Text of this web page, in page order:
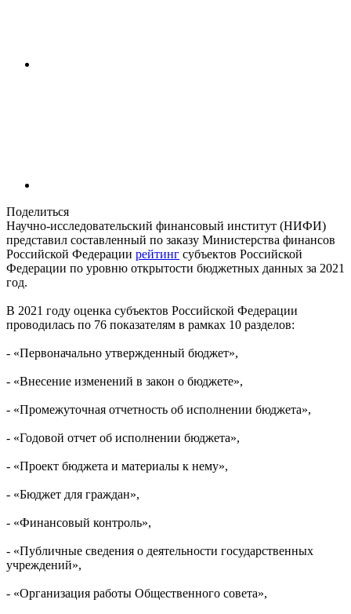
Поделиться
Научно-исследовательский финансовый институт (НИФИ)
представил составленный по заказу Министерства финансов
Российской Федерации рейтинг субъектов Российской
Федерации по уровню открытости бюджетных данных за 2021
год.
В 2021 году оценка субъектов Российской Федерации
проводилась по 76 показателям в рамках 10 разделов:
- «Первоначально утвержденный бюджет»,
- «Внесение изменений в закон о бюджете»,
- «Промежуточная отчетность об исполнении бюджета»,
- «Годовой отчет об исполнении бюджета»,
- «Проект бюджета и материалы к нему»,
- «Бюджет для граждан»,
- «Финансовый контроль»,
- «Публичные сведения о деятельности государственных
учреждений»,
- «Организация работы Общественного совета»,